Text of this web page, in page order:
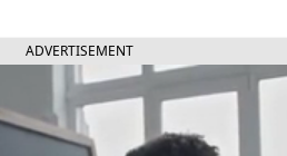
ADVERTISEMENT